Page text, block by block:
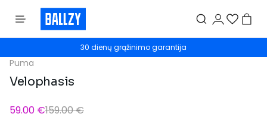
30 dienų grąžinimo garantija
Puma
Velophasis
59.00 €159.00 €